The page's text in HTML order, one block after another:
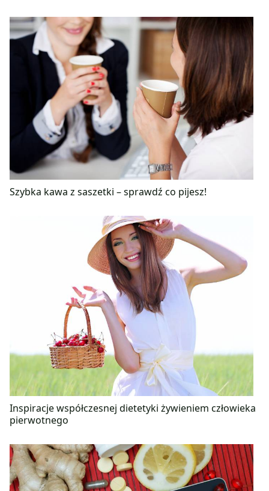
Szybka kawa z saszetki – sprawdź co pijesz!
Inspiracje współczesnej dietetyki żywieniem człowieka
pierwotnego